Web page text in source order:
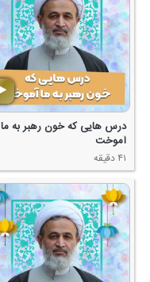
درس هایی كه خون رهبر به ما
آموخت
۴۱ دقیقه